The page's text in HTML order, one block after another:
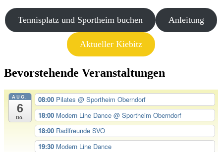
Tennisplatz und Sportheim buchen Anleitung
Aktueller Kiebitz
Bevorstehende Veranstaltungen
AUG.
6
Do.
08:00 Pilates @ Sportheim Oberndorf
18:00 Modern Line Dance @ Sportheim Oberndorf
18:00 Radlfreunde SVO
19:30 Modern Line Dance